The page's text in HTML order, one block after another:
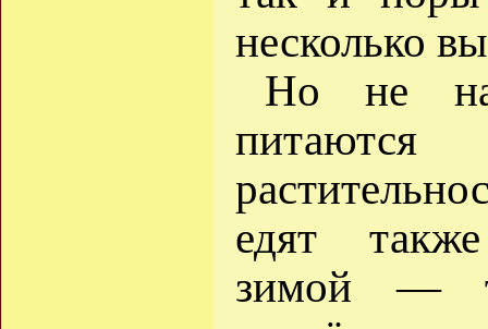
несколько
Но не
едят
зимой —